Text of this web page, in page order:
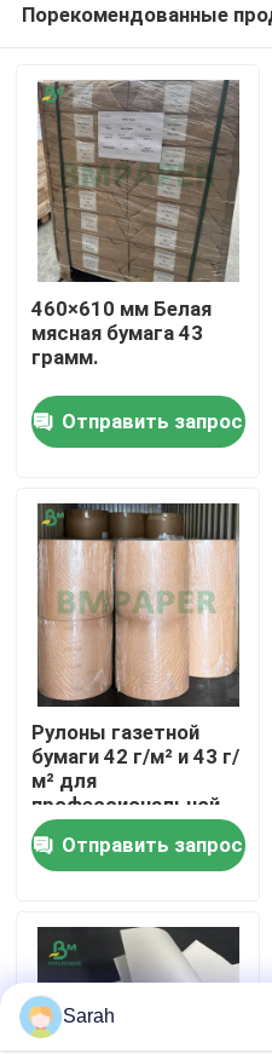
Главная страница
Продукция
О Компании
Наша фабрика
контроль качества
контактные данные
Новости
Бумага прокладчика CAD
Неуглеродистая NCR-
Порекомендованные
460×610 мм Белая
мясная бумага 43
грамм.
Отправить запрос
Рулоны газетной
бумаги 42 г/м² и 43 г/
м² для
профессиональной
печати
Отправить запрос
Sarah